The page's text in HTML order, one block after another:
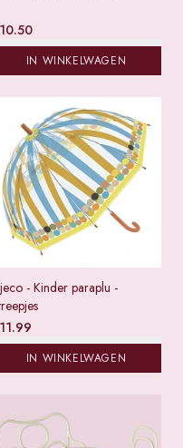
10.50
IN WINKELWAGEN
- Kinder paraplu -
11.99
IN WINKELWAGEN